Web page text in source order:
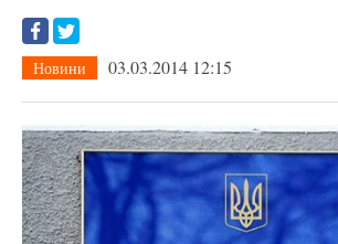
КОНТАКТИ
Новини 03.03.2014 12:15